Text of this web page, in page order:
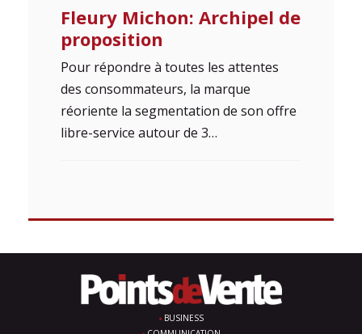
Fleury Michon: Archipel de
proposition
Pour répondre à toutes les attentes
des consommateurs, la marque
réoriente la segmentation de son offre
libre-service autour de 3…
BUSINESS